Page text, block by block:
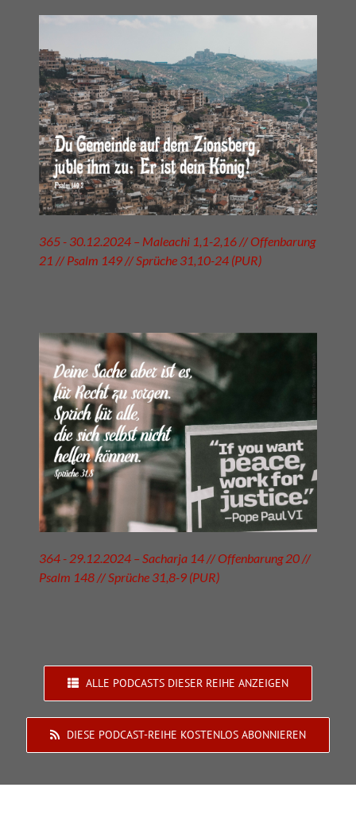
365 - 30.12.2024 – Maleachi 1,1-2,16 // Offenbarung
21 // Psalm 149 // Sprüche 31,10-24 (PUR)
364 - 29.12.2024 – Sacharja 14 // Offenbarung 20 //
Psalm 148 // Sprüche 31,8-9 (PUR)
ALLE PODCASTS DIESER REIHE ANZEIGEN
DIESE PODCAST-REIHE KOSTENLOS ABONNIEREN